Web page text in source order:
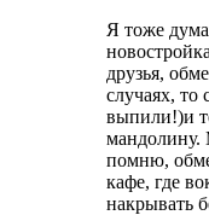
Я тоже
друзья,
случаях,
выпили!)и
мандолину.
помню,
кафе, где
накрывать